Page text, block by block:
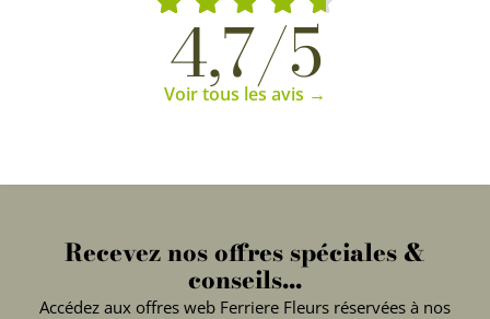
4,7/5
Voir tous les avis →
Recevez nos offres spéciales &
conseils...
Accédez aux offres web Ferriere Fleurs réservées à nos